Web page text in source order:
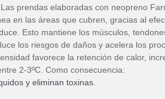
prendas elaboradas con neopreno
en las áreas que cubren, gracias al
Esto mantiene los músculos,
los riesgos de daños y acelera los
favorece la retención de calor,
2-3ºC. Como consecuencia:
y eliminan toxinas.